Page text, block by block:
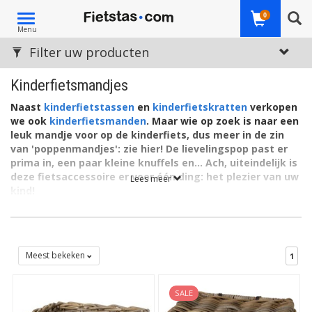
Toggle
navigation
Menu
0
Kinderfietsmandjes
Naast kinderfietstassen en kinderfietskratten verkopen
we ook kinderfietsmanden. Maar wie op zoek is naar een
leuk mandje voor op de kinderfiets, dus meer in de zin
van 'poppenmandjes': zie hier! De lievelingspop past er
prima in, een paar kleine knuffels en... Ach, uiteindelijk is
deze fietsaccessoire er voor één ding: het plezier van uw
verkenningstocht in en om het huis? Elk fietstochtje heeft zijn
charmes en dat is zéker het geval met zo'n leuk fietsmandje
Lees meer
Filter uw producten
Meest bekeken 1
SALE